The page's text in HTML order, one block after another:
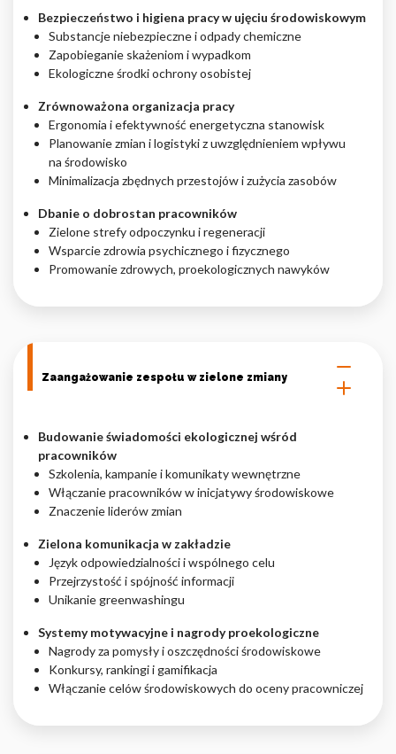
Bezpieczeństwo i higiena pracy w ujęciu środowiskowym
Substancje niebezpieczne i odpady chemiczne
Zapobieganie skażeniom i wypadkom
Ekologiczne środki ochrony osobistej
Zrównoważona organizacja pracy
Ergonomia i efektywność energetyczna stanowisk
Planowanie zmian i logistyki z uwzględnieniem wpływu
na środowisko
Minimalizacja zbędnych przestojów i zużycia zasobów
Dbanie o dobrostan pracowników
Zielone strefy odpoczynku i regeneracji
Wsparcie zdrowia psychicznego i fizycznego
Promowanie zdrowych, proekologicznych nawyków
Zaangażowanie zespołu w zielone zmiany
Budowanie świadomości ekologicznej wśród
pracowników
Szkolenia, kampanie i komunikaty wewnętrzne
Włączanie pracowników w inicjatywy środowiskowe
Znaczenie liderów zmian
Zielona komunikacja w zakładzie
Język odpowiedzialności i wspólnego celu
Przejrzystość i spójność informacji
Unikanie greenwashingu
Systemy motywacyjne i nagrody proekologiczne
Nagrody za pomysły i oszczędności środowiskowe
Konkursy, rankingi i gamifikacja
Włączanie celów środowiskowych do oceny pracowniczej